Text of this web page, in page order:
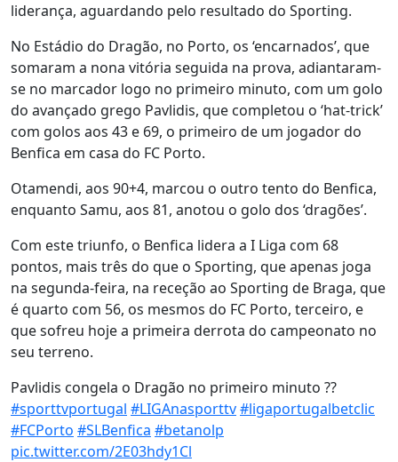
liderança, aguardando pelo resultado do Sporting.
No Estádio do Dragão, no Porto, os ‘encarnados’, que
somaram a nona vitória seguida na prova, adiantaram-
se no marcador logo no primeiro minuto, com um golo
do avançado grego Pavlidis, que completou o ‘hat-trick’
com golos aos 43 e 69, o primeiro de um jogador do
Benfica em casa do FC Porto.
Otamendi, aos 90+4, marcou o outro tento do Benfica,
enquanto Samu, aos 81, anotou o golo dos ‘dragões’.
Com este triunfo, o Benfica lidera a I Liga com 68
pontos, mais três do que o Sporting, que apenas joga
na segunda-feira, na receção ao Sporting de Braga, que
é quarto com 56, os mesmos do FC Porto, terceiro, e
que sofreu hoje a primeira derrota do campeonato no
seu terreno.
Pavlidis congela o Dragão no primeiro minuto ??
#sporttvportugal #LIGAnasporttv#ligaportugalbetclic
#FCPorto #SLBenfica #betanolp
pic.twitter.com/2E03hdy1Cl